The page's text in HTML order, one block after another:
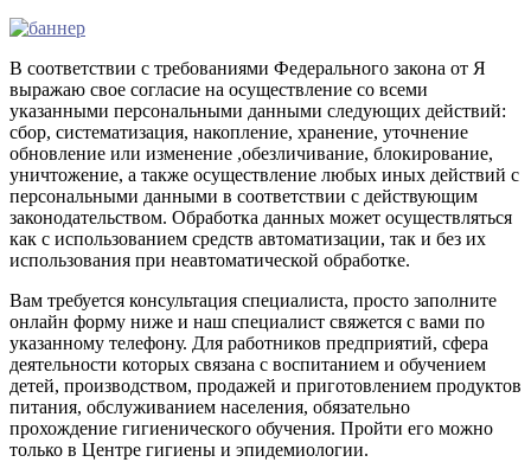
В соответствии с требованиями Федерального закона от Я
выражаю свое согласие на осуществление со всеми
указанными персональными данными следующих действий:
сбор, систематизация, накопление, хранение, уточнение
обновление или изменение ,обезличивание, блокирование,
уничтожение, а также осуществление любых иных действий с
персональными данными в соответствии с действующим
законодательством. Обработка данных может осуществляться
как с использованием средств автоматизации, так и без их
использования при неавтоматической обработке.
Вам требуется консультация специалиста, просто заполните
онлайн форму ниже и наш специалист свяжется с вами по
указанному телефону. Для работников предприятий, сфера
деятельности которых связана с воспитанием и обучением
детей, производством, продажей и приготовлением продуктов
питания, обслуживанием населения, обязательно
прохождение гигиенического обучения. Пройти его можно
только в Центре гигиены и эпидемиологии.